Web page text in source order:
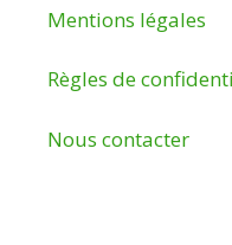
Mentions légales
Règles de
Nous contacter